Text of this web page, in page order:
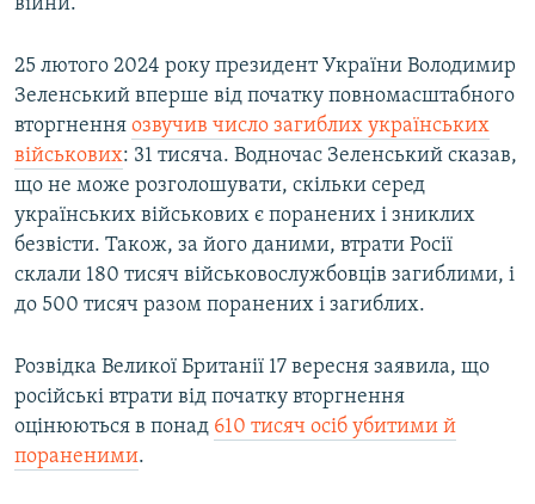
25 лютого 2024 року президент України Володимир
Зеленський вперше від початку повномасштабного
вторгнення озвучив число загиблих українських
військових: 31 тисяча. Водночас Зеленський сказав,
що не може розголошувати, скільки серед
українських військових є поранених і зниклих
безвісти. Також, за його даними, втрати Росії
склали 180 тисяч військовослужбовців загиблими, і
до 500 тисяч разом поранених і загиблих.
Розвідка Великої Британії 17 вересня заявила, що
російські втрати від початку вторгнення
оцінюються в понад 610 тисяч осіб убитими й
пораненими.